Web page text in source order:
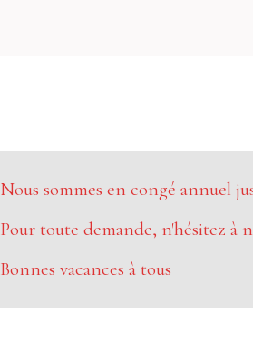
Nous sommes en congé annuel
Pour toute demande, n'hésitez à
Bonnes vacances à tous